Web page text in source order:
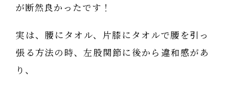
が断然良かったです！
実は、腰にタオル、片膝にタオルで腰を引っ
張る方法の時、左股関節に後から違和感があ
り、